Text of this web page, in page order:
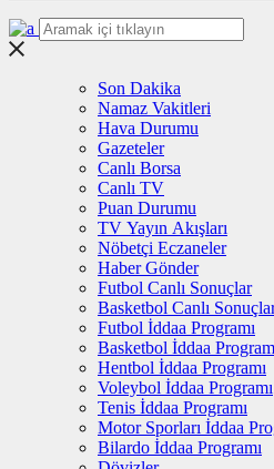
Son Dakika
Namaz Vakitleri
Hava Durumu
Gazeteler
Canlı Borsa
Canlı TV
Puan Durumu
TV Yayın Akışları
Nöbetçi Eczaneler
Haber Gönder
Futbol Canlı Sonuçlar
Basketbol Canlı
Futbol İddaa Programı
Basketbol İddaa
Hentbol İddaa Programı
Voleybol İddaa Programı
Tenis İddaa Programı
Motor Sporları İddaa
Bilardo İddaa Programı